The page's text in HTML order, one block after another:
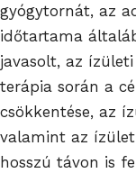
gyógytornát, az
időtartama
javasolt, az
terápia során a
csökkentése, az
valamint az
hosszú távon is